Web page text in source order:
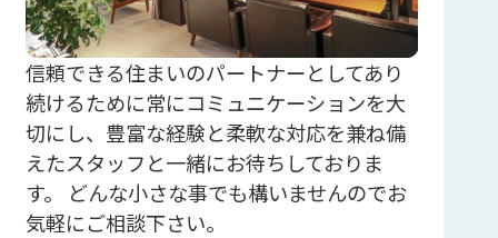
信頼できる住まいのパートナーとしてあり
続けるために常にコミュニケーションを大
切にし、豊富な経験と柔軟な対応を兼ね備
えたスタッフと一緒にお待ちしておりま
す。 どんな小さな事でも構いませんのでお
気軽にご相談下さい。